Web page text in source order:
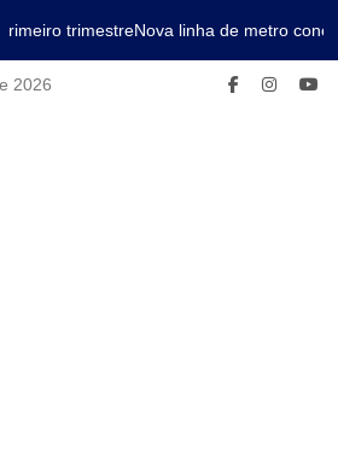
trimestreNova linha de metro
2026